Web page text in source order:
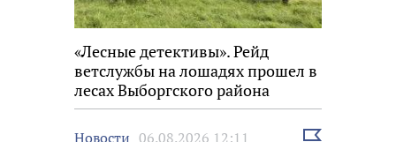
«Лесные детективы». Рейд
ветслужбы на лошадях прошел в
лесах Выборгского района
Новости 06.08.2026 12:11
Выбрать